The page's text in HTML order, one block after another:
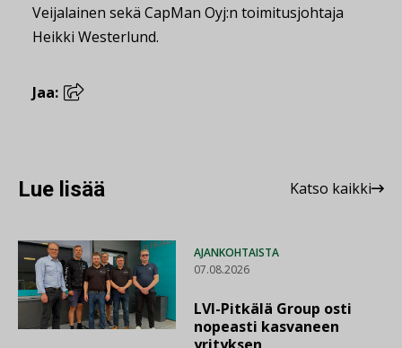
Veijalainen sekä CapMan Oyj:n toimitusjohtaja
Heikki Westerlund.
Jaa:
Lue lisää Katso kaikki
AJANKOHTAISTA
07.08.2026
LVI-Pitkälä Group osti
nopeasti kasvaneen